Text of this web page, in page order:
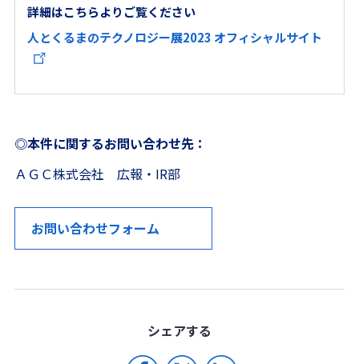
詳細はこちらよりご覧ください
人とくるまのテクノロジー展2023 オフィシャルサイト
◎本件に関するお問い合わせ先：
ＡＧＣ株式会社 広報・IR部
お問い合わせフォーム
シェアする